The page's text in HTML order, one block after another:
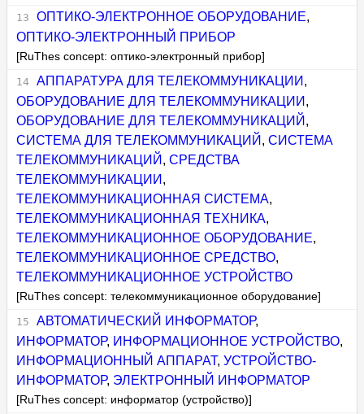
ОПТИКО-ЭЛЕКТРОННОЕ ОБОРУДОВАНИЕ,
ОПТИКО-ЭЛЕКТРОННЫЙ ПРИБОР
[RuThes concept: оптико-электронный прибор]
АППАРАТУРА ДЛЯ ТЕЛЕКОММУНИКАЦИИ ,
ОБОРУДОВАНИЕ ДЛЯ ТЕЛЕКОММУНИКАЦИИ ,
ОБОРУДОВАНИЕ ДЛЯ ТЕЛЕКОММУНИКАЦИЙ ,
СИСТЕМА ДЛЯ ТЕЛЕКОММУНИКАЦИЙ ,СИСТЕМА
ТЕЛЕКОММУНИКАЦИЙ ,СРЕДСТВА
ТЕЛЕКОММУНИКАЦИИ ,
ТЕЛЕКОММУНИКАЦИОННАЯ СИСТЕМА,
ТЕЛЕКОММУНИКАЦИОННАЯ ТЕХНИКА,
ТЕЛЕКОММУНИКАЦИОННОЕ ОБОРУДОВАНИЕ,
ТЕЛЕКОММУНИКАЦИОННОЕ СРЕДСТВО,
ТЕЛЕКОММУНИКАЦИОННОЕ УСТРОЙСТВО
[RuThes concept: телекоммуникационное оборудование]
АВТОМАТИЧЕСКИЙ ИНФОРМАТОР,
ИНФОРМАТОР, ИНФОРМАЦИОННОЕ УСТРОЙСТВО,
ИНФОРМАЦИОННЫЙ АППАРАТ,УСТРОЙСТВО-
ИНФОРМАТОР, ЭЛЕКТРОННЫЙ ИНФОРМАТОР
[RuThes concept: информатор (устройство)]